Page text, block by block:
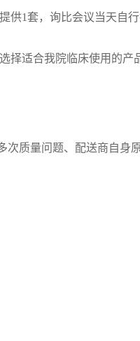
供1套，询比会议当天自
适合我院临床使用的产
质量问题、配送商自身